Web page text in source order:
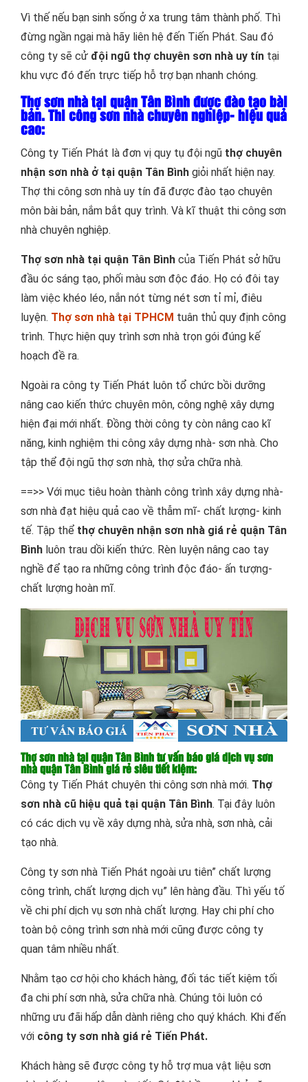
Vì thế nếu bạn sinh sống ở xa trung tâm thành phố. Thì
đừng ngần ngại mà hãy liên hệ đến Tiến Phát. Sau đó
công ty sẽ cử đội ngũ thợ chuyên sơn nhà uy tín tại
khu vực đó đến trực tiếp hỗ trợ bạn nhanh chóng.
Thợ sơn nhà tại quận Tân Bình được đào tạo bài
bản. Thi công sơn nhà chuyên nghiệp- hiệu quả
cao:
Công ty Tiến Phát là đơn vị quy tụ đội ngũ thợ chuyên
nhận sơn nhà ở tại quận Tân Bình giỏi nhất hiện nay.
Thợ thi công sơn nhà uy tín đã được đào tạo chuyên
môn bài bản, nắm bắt quy trình. Và kĩ thuật thi công sơn
nhà chuyên nghiệp.
Thợ sơn nhà tại quận Tân Bình của Tiến Phát sở hữu
đầu óc sáng tạo, phối màu sơn độc đáo. Họ có đôi tay
làm việc khéo léo, nắn nót từng nét sơn tỉ mỉ, điêu
luyện. Thợ sơn nhà tại TPHCM tuân thủ quy định công
trình. Thực hiện quy trình sơn nhà trọn gói đúng kế
hoạch đề ra.
Ngoài ra công ty Tiến Phát luôn tổ chức bồi dưỡng
nâng cao kiến thức chuyên môn, công nghệ xây dựng
hiện đại mới nhất. Đồng thời công ty còn nâng cao kĩ
năng, kinh nghiệm thi công xây dựng nhà- sơn nhà. Cho
tập thể đội ngũ thợ sơn nhà, thợ sửa chữa nhà.
==>> Với mục tiêu hoàn thành công trình xây dựng nhà-
sơn nhà đạt hiệu quả cao về thẫm mĩ- chất lượng- kinh
tế. Tập thể thợ chuyên nhận sơn nhà giá rẻ quận Tân
Bình luôn trau dồi kiến thức. Rèn luyện nâng cao tay
nghề để tạo ra những công trình độc đáo- ấn tượng-
chất lượng hoàn mĩ.
Thợ sơn nhà tại quận Tân Bình tư vấn báo giá dịch vụ sơn
nhà quận Tân Bình giá rẻ siêu tiết kiệm:
Công ty Tiến Phát chuyên thi công sơn nhà mới. Thợ
sơn nhà cũ hiệu quả tại quận Tân Bình. Tại đây luôn
có các dịch vụ về xây dựng nhà, sửa nhà, sơn nhà, cải
tạo nhà.
Công ty sơn nhà Tiến Phát ngoài ưu tiên” chất lượng
công trình, chất lượng dịch vụ” lên hàng đầu. Thì yếu tố
về chi phí dịch vụ sơn nhà chất lượng. Hay chi phí cho
toàn bộ công trình sơn nhà mới cũng được công ty
quan tâm nhiều nhất.
Nhằm tạo cơ hội cho khách hàng, đối tác tiết kiệm tối
đa chi phí sơn nhà, sửa chữa nhà. Chúng tôi luôn có
những ưu đãi hấp dẫn dành riêng cho quý khách. Khi đến
với công ty sơn nhà giá rẻ Tiến Phát.
Khách hàng sẽ được công ty hỗ trợ mua vật liệu sơn